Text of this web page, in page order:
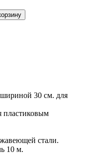
30 см. для
пластиковым
стали.
10 м.